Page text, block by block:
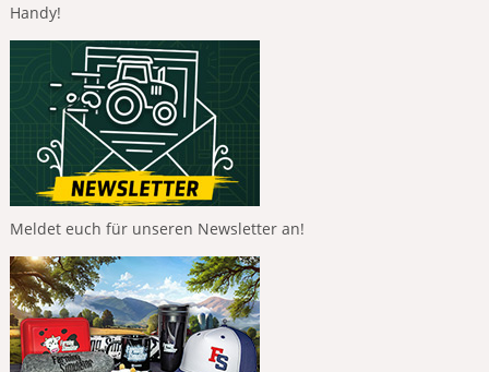
Handy!
Meldet euch für unseren Newsletter an!